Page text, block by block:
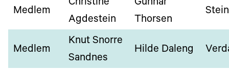
Medlem
Christine
Agdestein
Gunnar
Thorsen
Medlem
Knut Snorre
Sandnes
Hilde Daleng